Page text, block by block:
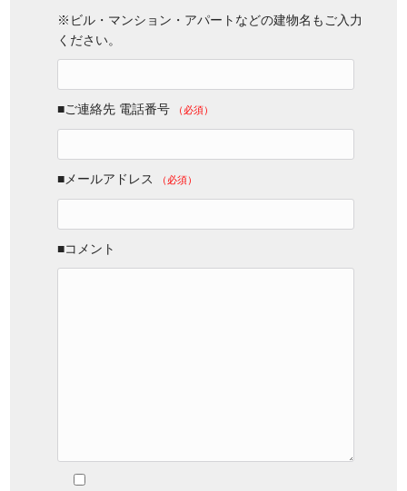
※ビル・マンション・アパートなどの建物名もご入力
ください。
■ご連絡先 電話番号 （必須）
■メールアドレス （必須）
■コメント